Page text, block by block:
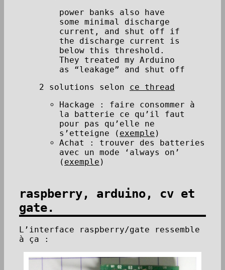
power banks also have
some minimal discharge
current, and shut off if
the discharge current is
below this threshold.
They treated my Arduino
as “leakage” and shut off
2 solutions selon ce thread
Hackage : faire consommer à
la batterie ce qu’il faut
pour pas qu’elle ne
s’etteigne ( exemple )
Achat : trouver des batteries
avec un mode ‘always on’
( exemple )
raspberry, arduino, cv et
gate.
L’interface raspberry/gate ressemble
à ça :